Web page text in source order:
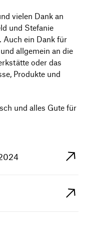
vielen Dank an
und Stefanie
Auch ein Dank für
allge­mein an die
oder das
Produkte und
und alles Gute für